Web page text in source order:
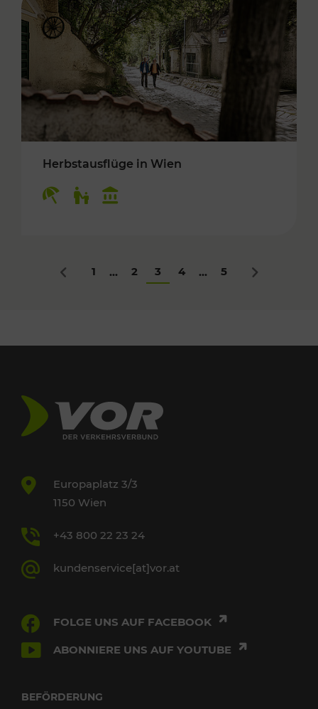
Herbstausflüge in Wien
Zurück
1 ... 2 3 4 ... 5 Nächstes
Europaplatz 3/3
1150 Wien
+43 800 22 23 24
kundenservice[at]vor.at
FOLGE UNS AUF FACEBOOK
ABONNIERE UNS AUF YOUTUBE
BEFÖRDERUNG